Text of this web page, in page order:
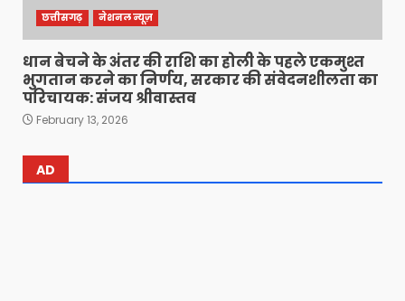
छत्तीसगढ़ नेशनल न्यूज़
धान बेचने के अंतर की राशि का होली के पहले एकमुश्त
भुगतान करने का निर्णय, सरकार की संवेदनशीलता का
परिचायक: संजय श्रीवास्तव
February 13, 2026
AD